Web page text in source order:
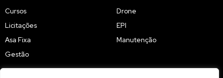
Cursos
Licitações
Asa Fixa
Gestão
Drone
EPI
Manutenção